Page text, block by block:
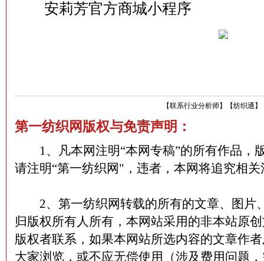
安莉芳官方商城小程序
【纺织通 】
【联系行业分析师】
第一纺织网版权与免责声明：
1、凡本网注明“本网专稿”的所有作品，
请注明“第一纺织网"，违者，本网将追究相
2、第一纺织网转载的所有的文章、图片
归版权所有人所有，本网站采用的非本站原
版权者联系，如果本网站所选内容的文章作
大家浏览，或不应无偿使用（涉及费用问题